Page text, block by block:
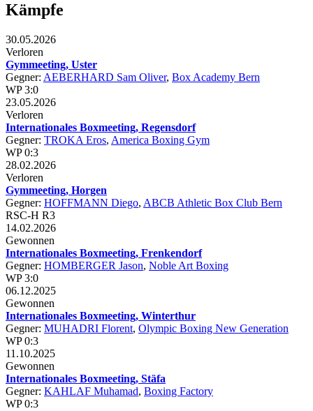
Kämpfe
30.05.2026
Verloren
Gymmeeting, Uster
Gegner: AEBERHARD Sam Oliver, Box Academy Bern
WP 3:0
23.05.2026
Verloren
Internationales Boxmeeting, Regensdorf
Gegner: TROKA Eros, America Boxing Gym
WP 0:3
28.02.2026
Verloren
Gymmeeting, Horgen
Gegner: HOFFMANN Diego, ABCB Athletic Box Club Bern
RSC-H R3
14.02.2026
Gewonnen
Internationales Boxmeeting, Frenkendorf
Gegner: HOMBERGER Jason, Noble Art Boxing
WP 3:0
06.12.2025
Gewonnen
Internationales Boxmeeting, Winterthur
Gegner: MUHADRI Florent, Olympic Boxing New Generation
WP 0:3
11.10.2025
Gewonnen
Internationales Boxmeeting, Stäfa
Gegner: KAHLAF Muhamad, Boxing Factory
WP 0:3